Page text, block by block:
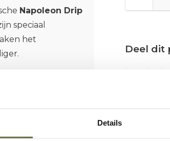
Details
Napoleon Drip
speciaal
het
vrij. De
op in de
je barbecue
én blijft de
Deel dit